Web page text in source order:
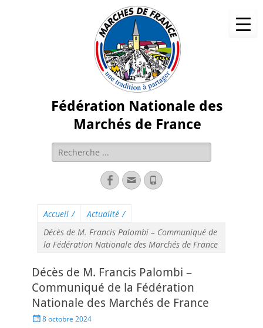
Fédération Nationale des
Marchés de France
Accueil / Actualité /
Décès de M. Francis Palombi – Communiqué de
la Fédération Nationale des Marchés de France
Décès de M. Francis Palombi –
Communiqué de la Fédération
Nationale des Marchés de France
8 octobre 2024